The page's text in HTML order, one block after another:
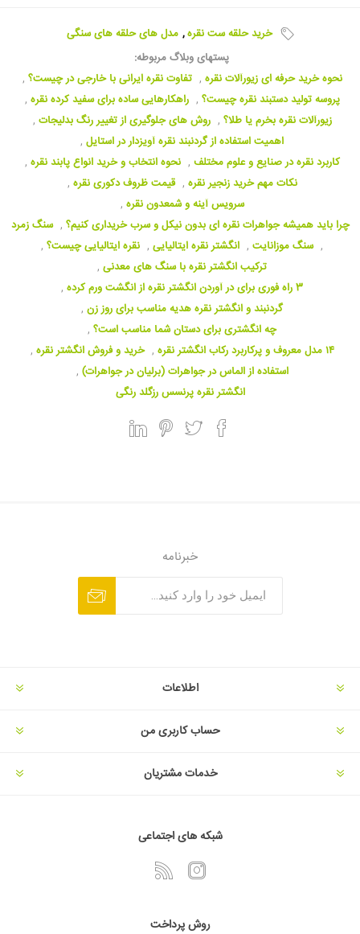
خرید حلقه ست نقره, مدل های حلقه های سنگی
پستهای وبلاگ مربوطه:
نحوه خرید حرفه ای زیورآلات نقره , تفاوت نقره ایرانی با خارجی در چیست؟‌ ,
پروسه تولید دستبند نقره چیست؟ , راهکارهایی ساده برای سفید کرده نقره ,
زیورآلات نقره بخرم یا طلا؟ , روش های جلوگیری از تغییر رنگ بدلیجات ,
اهمیت استفاده از گردنبند نقره آویزدار در استایل ,
کاربرد نقره در صنایع و علوم مختلف , نحوه انتخاب و خرید انواع پابند نقره ,
نکات مهم خرید زنجیر نقره , قیمت ظروف دکوری نقره ,
سرویس آینه و شمعدون نقره ,
چرا باید همیشه جواهرات نقره ای بدون نیکل و سرب خریداری کنیم؟ , سنگ زمرد
, سنگ موزانایت , انگشتر نقره ایتالیایی , نقره ایتالیایی چیست؟ ,
ترکیب انگشتر نقره با سنگ های معدنی ,
3 راه فوری برای در آوردن انگشتر نقره از انگشت ورم کرده
,
گردنبند و انگشتر نقره هدیه مناسب برای روز زن ,
چه انگشتری برای دستان شما مناسب است؟ ,
۱۴ مدل معروف و پرکاربرد رکاب انگشتر نقره
, خرید و فروش انگشتر نقره ,
استفاده از الماس در جواهرات (برلیان در جواهرات) ,
انگشتر نقره پرنسس رزگلد رنگی
خبرنامه
اطلاعات
حساب کاربری من
خدمات مشتریان
شبکه های اجتماعی
روش پرداخت